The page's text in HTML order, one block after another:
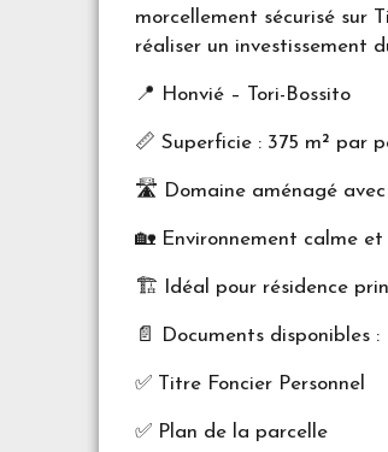
morcellement sécurisé sur
réaliser un investissement
📍 Honvié – Tori-Bossito
📏 Superficie : 375 m² par
🛣️ Domaine aménagé avec
🏡 Environnement calme
🏗️ Idéal pour résidence
📄 Documents disponibles :
✅ Titre Foncier Personnel
✅ Plan de la parcelle